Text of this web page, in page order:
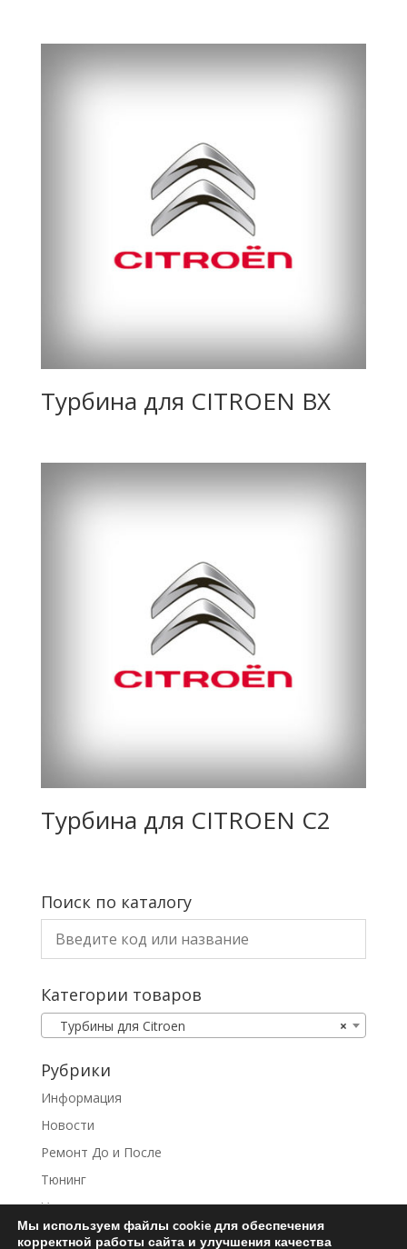
Турбина для CITROEN BX
Турбина для CITROEN C2
Поиск по каталогу
Категории товаров
×
Турбины для Citroen
Рубрики
Информация
Новости
Ремонт До и После
Тюнинг
Услуги
Мы используем файлы cookie для обеспечения
корректной работы сайта и улучшения качества